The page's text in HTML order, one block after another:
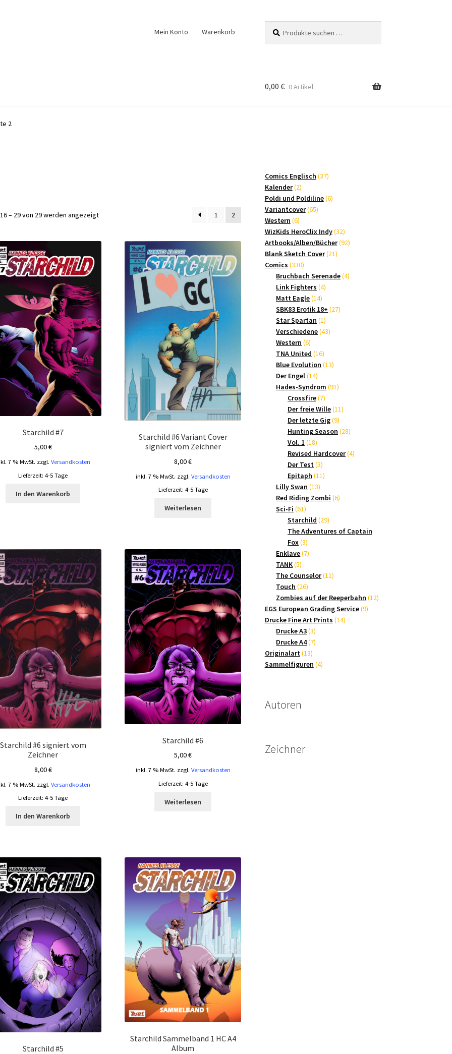
Mein Konto Warenkorb
nach:
0,00 € 0 Artikel
2
– 29 von 29 werden angezeigtNach
1 2
Starchild #7
5,00€
7 % MwSt. zzgl.Versandkosten
Lieferzeit:4-5 Tage
In den Warenkorb
Starchild #6 Variant Cover
signiert vom Zeichner
8,00€
inkl. 7 % MwSt. zzgl. Versandkosten
Lieferzeit: 4-5 Tage
Weiterlesen
Starchild #6 signiert vom
Zeichner
8,00€
7 % MwSt. zzgl.Versandkosten
Lieferzeit:4-5 Tage
In den Warenkorb
Starchild #6
5,00€
inkl. 7 % MwSt. zzgl. Versandkosten
Lieferzeit: 4-5 Tage
Weiterlesen
Starchild #5
Starchild Sammelband 1 HC A4
Album
Comics Englisch 3737
Kalender 22
Produkte
Poldi und Poldiline 66
Variantcover 6565
Western 66
Produkte
WizKids HeroClix Indy 3232
Produkte
Artbooks/Alben/Bücher 9292
Blank Sketch Cover 2121
Comics 330330
Produkte
Bruchbach Serenade 44
Link Fighters 44
Matt Eagle 1414
Produkte
SBK83 Erotik 18+ 2727
Star Spartan 11
Produkt
Verschiedene 4343
Western 66
Produkte
TNA United 1616
Produkte
Blue Evolution 1313
Der Engel 1414
Produkte
Hades-Syndrom 9191
Crossfire 77
Produkte
Der freie Wille 1111
Der letzte Gig 99
Produkte
Hunting Season 2828
Vol. 1 1818
Produkte
Revised Hardcover 44
Der Test 33
Produkte
Epitaph 1111
Lilly Swan 1313
Produkte
Red Riding Zombi 66
Sci-Fi 6161
Produkte
Starchild 2929
Produkte
The Adventures of Captain
Fox 33
Produkte
Enklave 77
TANK 55
Produkte
The Counselor 1111
Touch 2626
Produkte
Zombies auf der Reeperbahn 1212
EGS European Grading Service 99
Drucke Fine Art Prints 1414
Drucke A3 33
Produkte
Drucke A4 77
Originalart 1313
Produkte
Sammelfiguren 44
Autoren
Zeichner